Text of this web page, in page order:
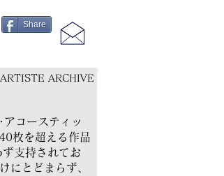
Share
ARTISTE ARCHIVE
コースティッ
枚を超える作品
支持されてお
にとどまらず、